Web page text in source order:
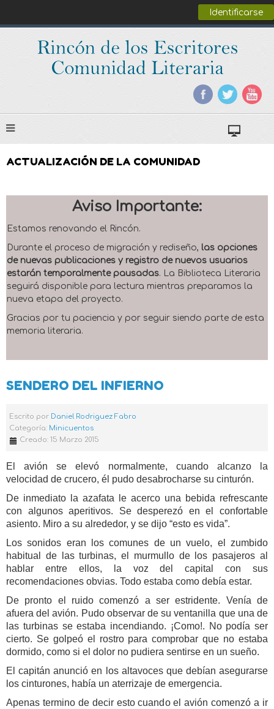
Identificarse
ACTUALIZACIÓN DE LA COMUNIDAD
Aviso Importante:
Estamos renovando el Rincón.
Durante el proceso de migración y rediseño, las opciones
de nuevas publicaciones y registro de nuevos usuarios
estarán temporalmente pausadas. La Biblioteca Literaria
seguirá disponible para lectura mientras preparamos la
nueva etapa del proyecto.
Gracias por tu paciencia y por seguir siendo parte de esta
memoria literaria.
SENDERO DEL INFIERNO
Escrito por Daniel Rodriguez Fabro
Categoría: Minicuentos
Creado: 15 Marzo 2015
El avión se elevó normalmente, cuando alcanzo la
velocidad de crucero, él pudo desabrocharse su cinturón.
De inmediato la azafata le acerco una bebida refrescante
con algunos aperitivos. Se desperezó en el confortable
asiento. Miro a su alrededor, y se dijo “esto es vida”.
Los sonidos eran los comunes de un vuelo, el zumbido
habitual de las turbinas, el murmullo de los pasajeros al
hablar entre ellos, la voz del capital con sus
recomendaciones obvias. Todo estaba como debía estar.
De pronto el ruido comenzó a ser estridente. Venía de
afuera del avión. Pudo observar de su ventanilla que una de
las turbinas se estaba incendiando. ¡Como!. No podía ser
cierto. Se golpeó el rostro para comprobar que no estaba
dormido, como si el dolor no pudiera sentirse en un sueño.
El capitán anunció en los altavoces que debían asegurarse
los cinturones, había un aterrizaje de emergencia.
Apenas termino de decir esto cuando el avión comenzó a ir